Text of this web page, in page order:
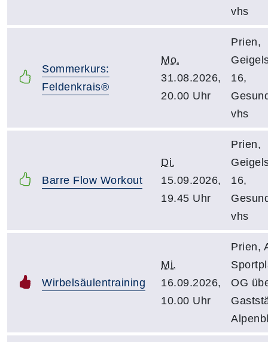
vhs
Sommerkurs:
Feldenkrais®
Mo.
31.08.2026,
20.00 Uhr
Prien,
16,
vhs
Barre Flow Workout
Di.
15.09.2026,
19.45 Uhr
Prien,
16,
vhs
Wirbelsäulentraining
Mi.
16.09.2026,
10.00 Uhr
Prien,
OG